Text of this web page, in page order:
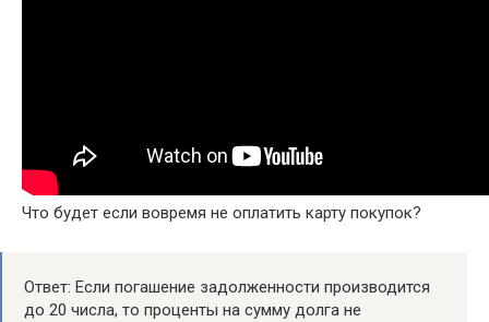
Что будет если вовремя не оплатить карту покупок?
Ответ: Если погашение задолженности производится
до 20 числа, то проценты на сумму долга не